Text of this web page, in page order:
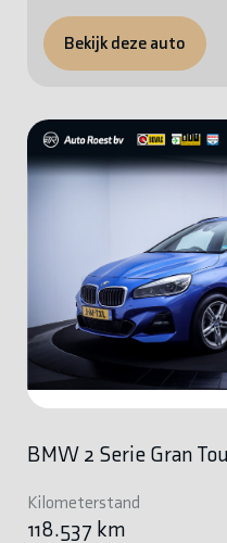
Bekijk deze auto
BMW 2 Serie Gran
Kilometerstand
118.537 km